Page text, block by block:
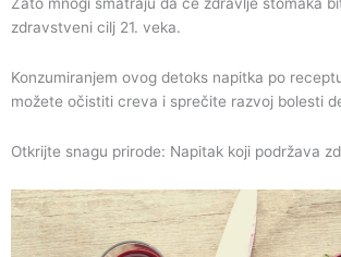
zdravstveni cilj 21. veka.
Konzumiranjem ovog detoks napitka po
možete očistiti creva i sprečite razvoj bolesti
Otkrijte snagu prirode: Napitak koji podržava